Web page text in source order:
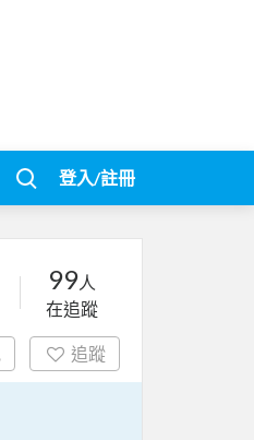
登入/註冊
99人
在追蹤
追蹤